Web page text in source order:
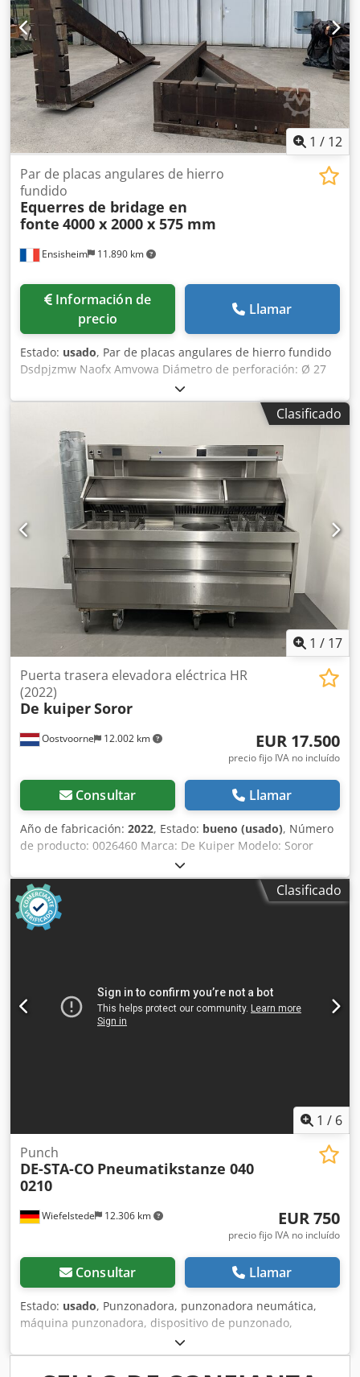
1 / 12
Ensisheim 11.890 km
Par de placas angulares de hierro
fundido
Equerres de bridage en
fonte 4000 x 2000 x 575 mm
Información de
precio
Llamar
Estado: usado, Par de placas angulares de hierro fundido
Dsdpjzmw Naofx Amvowa Diámetro de perforación: Ø 27
mm Ancho: 575 mm Profundidad: 2000 mm Altura total:
4000 mm Peso unitario: aprox. 6 toneladas
Clasificado
1 / 17
Oostvoorne 12.002 km
Puerta trasera elevadora eléctrica HR
(2022)
De kuiperSoror
EUR 17.500
precio fijo IVA no incluído
Consultar Llamar
Año de fabricación: 2022, Estado: bueno (usado), Número
de producto: 0026460 Marca: De Kuiper Modelo: Soror
Categoría del producto: Freidoras Longitud: 2700 mm
Dedpfxezbmptj Amvjwa Anchura: 920 mm Altura: 1800 mm
Tensión de conexión (V): 400 Potencia (W): 47150 Año de
fabricación: 2022 Equipado con sistema de filtrado de
grasa. Incluye 3 cubas (1x ORE440 y 2x ORE540) y bandeja
Clasificado
1 / 6
Wiefelstede 12.306 km
Punch
DE-STA-CO Pneumatikstanze 040
0210
EUR 750
precio fijo IVA no incluído
Consultar Llamar
Estado: usado, Punzonadora, punzonadora neumática,
máquina punzonadora, dispositivo de punzonado,
máquina perforadora, punzonadora neumática manual -
Fabricante: DE-STA-CO, punzonadora neumática -Tipo: 040
0210 -Punzón integrado: Ø 2,5 mm Dsdpsfwx Uyjfx